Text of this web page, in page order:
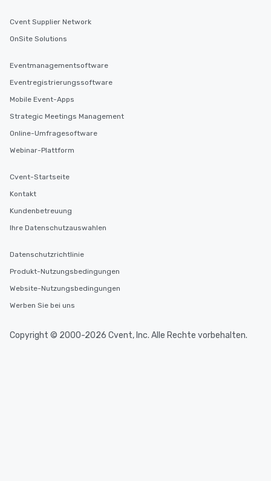
Cvent Supplier Network
OnSite Solutions
Eventmanagementsoftware
Eventregistrierungssoftware
Mobile Event-Apps
Strategic Meetings Management
Online-Umfragesoftware
Webinar-Plattform
Cvent-Startseite
Kontakt
Kundenbetreuung
Ihre Datenschutzauswahlen
Datenschutzrichtlinie
Produkt-Nutzungsbedingungen
Website-Nutzungsbedingungen
Werben Sie bei uns
Copyright © 2000-2026 Cvent, Inc. Alle Rechte vorbehalten.